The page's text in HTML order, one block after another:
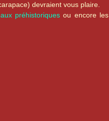
devraient vous plaire.
préhistoriques ou encore les